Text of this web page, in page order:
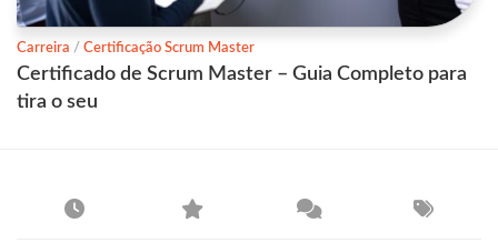
Carreira / Certificação Scrum Master
Certificado de Scrum Master – Guia Completo para
tira o seu